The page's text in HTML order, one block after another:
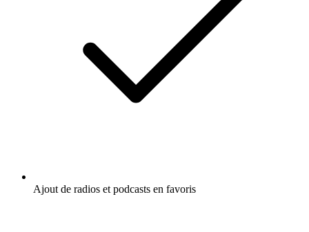
Ajout de radios et podcasts en favoris